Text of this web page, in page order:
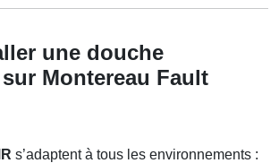
une douche
Montereau Fault
s’adaptent à tous les environnements :